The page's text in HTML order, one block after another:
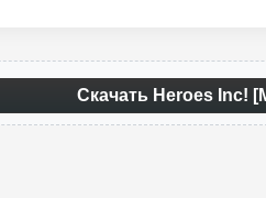
Скачать Heroes Inc!